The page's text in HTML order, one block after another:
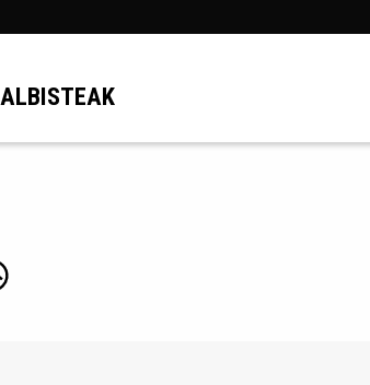
ALBISTEAK